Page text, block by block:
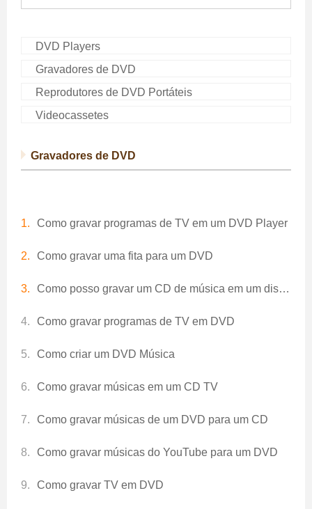
DVD Players
Gravadores de DVD
Reprodutores de DVD Portáteis
Videocassetes
Gravadores de DVD
Como gravar programas de TV em um DVD Player
Como gravar uma fita para um DVD
Como posso gravar um CD de música em um disco DVD
Como gravar programas de TV em DVD
Como criar um DVD Música
Como gravar músicas em um CD TV
Como gravar músicas de um DVD para um CD
Como gravar músicas do YouTube para um DVD
Como gravar TV em DVD